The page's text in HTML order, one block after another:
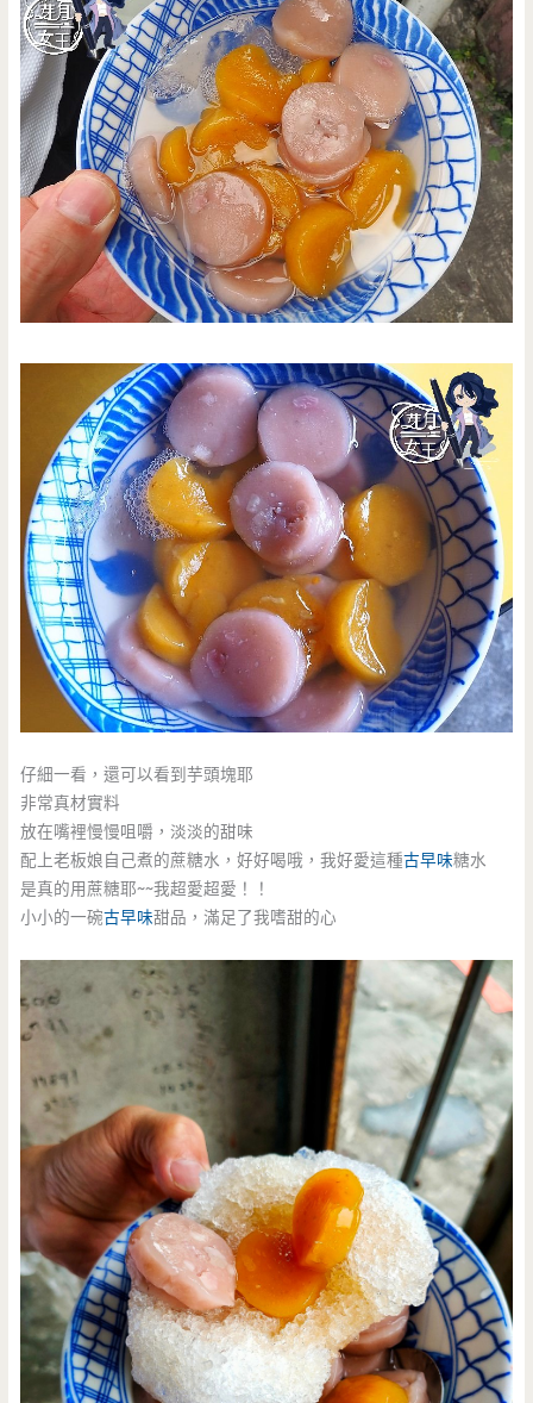
仔細一看，還可以看到芋頭塊耶
非常真材實料
放在嘴裡慢慢咀嚼，淡淡的甜味
配上老板娘自己煮的蔗糖水，好好喝哦，我好愛這種古早味糖水
是真的用蔗糖耶~~我超愛超愛！！
小小的一碗古早味甜品，滿足了我嗜甜的心